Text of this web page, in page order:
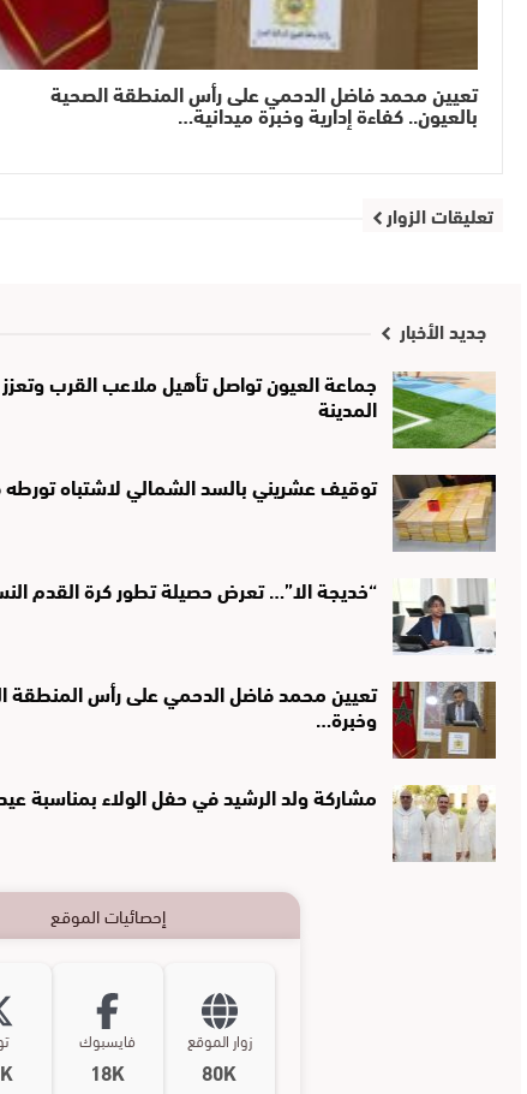
تعيين محمد فاضل الدحمي على رأس المنطقة الصحية
بالعيون.. كفاءة إدارية وخبرة ميدانية…
تعليقات الزوار
جديد الأخبار
جماعة العيون تواصل تأهيل ملاعب القرب وتعزز
المدينة
توقيف عشريني بالسد الشمالي لاشتباه تورطه
“خديجة الا”… تعرض حصيلة تطور كرة القدم
تعيين محمد فاضل الدحمي على رأس المنطقة
وخبرة…
مشاركة ولد الرشيد في حفل الولاء بمناسبة
إحصائيات الموقع
زوار الموقع
80K
فايسبوك
18K